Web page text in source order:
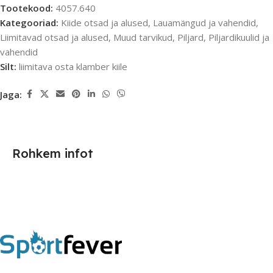
Tootekood: 4057.640
Kategooriad: Kiide otsad ja alused, Lauamängud ja vahendid,
Liimitavad otsad ja alused, Muud tarvikud, Piljard, Piljardikuulid ja
vahendid
Silt: liimitava osta klamber kiile
Jaga:
Rohkem infot